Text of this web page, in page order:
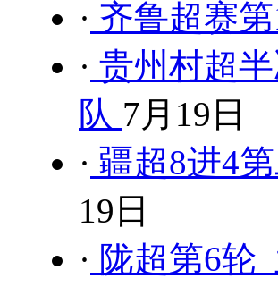
· 齐鲁超赛
· 贵州村超
队 7月19日
· 疆超8进4
19日
· 陇超第6轮